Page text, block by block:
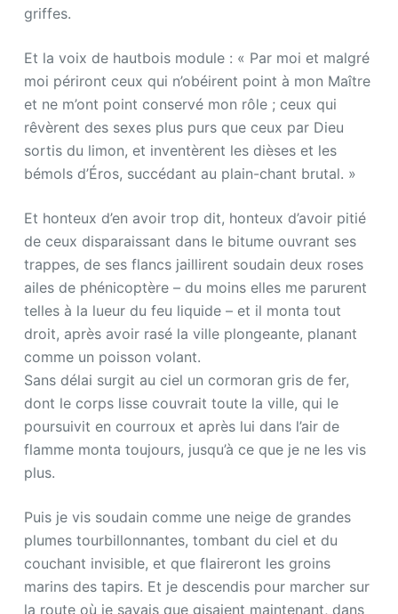
griffes.
Et la voix de hautbois module : « Par moi et malgré
moi périront ceux qui n’obéirent point à mon Maître
et ne m’ont point conservé mon rôle ; ceux qui
rêvèrent des sexes plus purs que ceux par Dieu
sortis du limon, et inventèrent les dièses et les
bémols d’Éros, succédant au plain-chant brutal. »
Et honteux d’en avoir trop dit, honteux d’avoir pitié
de ceux disparaissant dans le bitume ouvrant ses
trappes, de ses flancs jaillirent soudain deux roses
ailes de phénicoptère – du moins elles me parurent
telles à la lueur du feu liquide – et il monta tout
droit, après avoir rasé la ville plongeante, planant
comme un poisson volant.
Sans délai surgit au ciel un cormoran gris de fer,
dont le corps lisse couvrait toute la ville, qui le
poursuivit en courroux et après lui dans l’air de
flamme monta toujours, jusqu’à ce que je ne les vis
plus.
Puis je vis soudain comme une neige de grandes
plumes tourbillonnantes, tombant du ciel et du
couchant invisible, et que flaireront les groins
marins des tapirs. Et je descendis pour marcher sur
la route où je savais que gisaient maintenant, dans